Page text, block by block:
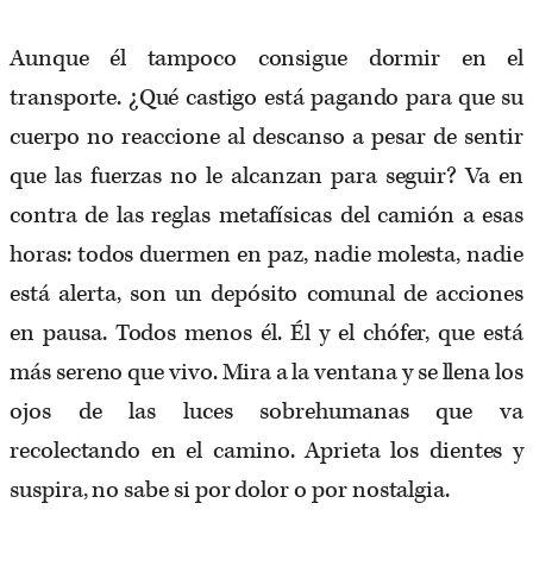
Aunque él tampoco consigue dormir en el
transporte. ¿Qué castigo está pagando para que su
cuerpo no reaccione al descanso a pesar de sentir
que las fuerzas no le alcanzan para seguir? Va en
contra de las reglas metafísicas del camión a esas
horas: todos duermen en paz, nadie molesta, nadie
está alerta, son un depósito comunal de acciones
en pausa. Todos menos él. Él y el chófer, que está
más sereno que vivo. Mira a la ventana y se llena los
ojos de las luces sobrehumanas que va
recolectando en el camino. Aprieta los dientes y
suspira, no sabe si por dolor o por nostalgia.